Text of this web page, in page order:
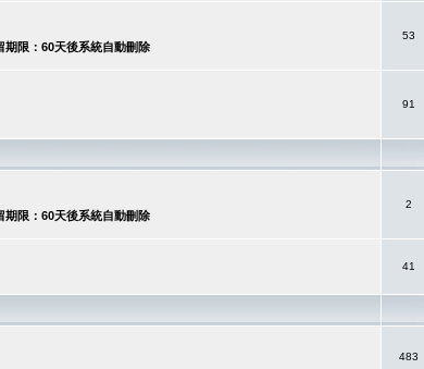
60天後系統自動刪除
53
91
60天後系統自動刪除
2
41
483